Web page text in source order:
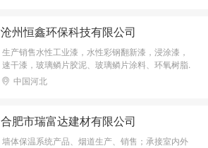
沧州恒鑫环保科技有限公司
生产销售水性工业漆，水性彩钢翻新漆，浸涂漆，
速干漆，玻璃鳞片胶泥、玻璃鳞片涂料、环氧树脂.
杂化聚合物、环氧陶瓷涂料等防腐材料。
中国河北
合肥市瑞富达建材有限公司
墙体保温系统产品、烟道生产、销售；承接室内外